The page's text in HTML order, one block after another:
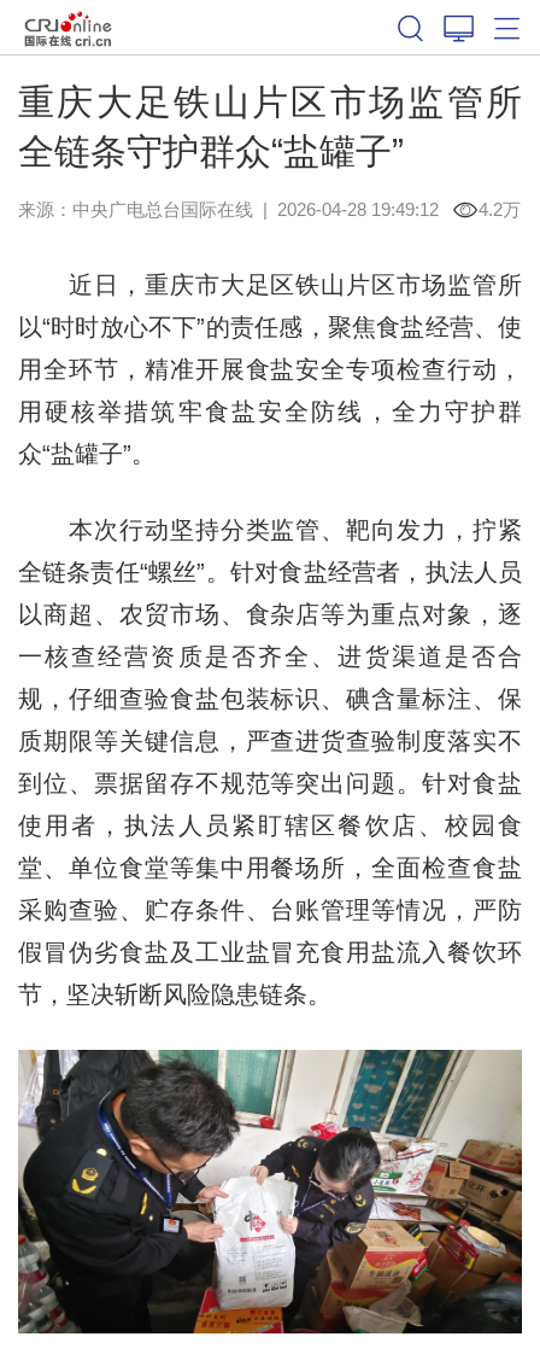
重庆大足铁山片区市场监管所
全链条守护群众“盐罐子”
来源：中央广电总台国际在线| 2026-04-28 19:49:12 4.2万
近日，重庆市大足区铁山片区市场监管所
以“时时放心不下”的责任感，聚焦食盐经营、使
用全环节，精准开展食盐安全专项检查行动，
用硬核举措筑牢食盐安全防线，全力守护群
众“盐罐子”。
本次行动坚持分类监管、靶向发力，拧紧
全链条责任“螺丝”。针对食盐经营者，执法人员
以商超、农贸市场、食杂店等为重点对象，逐
一核查经营资质是否齐全、进货渠道是否合
规，仔细查验食盐包装标识、碘含量标注、保
质期限等关键信息，严查进货查验制度落实不
到位、票据留存不规范等突出问题。针对食盐
使用者，执法人员紧盯辖区餐饮店、校园食
堂、单位食堂等集中用餐场所，全面检查食盐
采购查验、贮存条件、台账管理等情况，严防
假冒伪劣食盐及工业盐冒充食用盐流入餐饮环
节，坚决斩断风险隐患链条。